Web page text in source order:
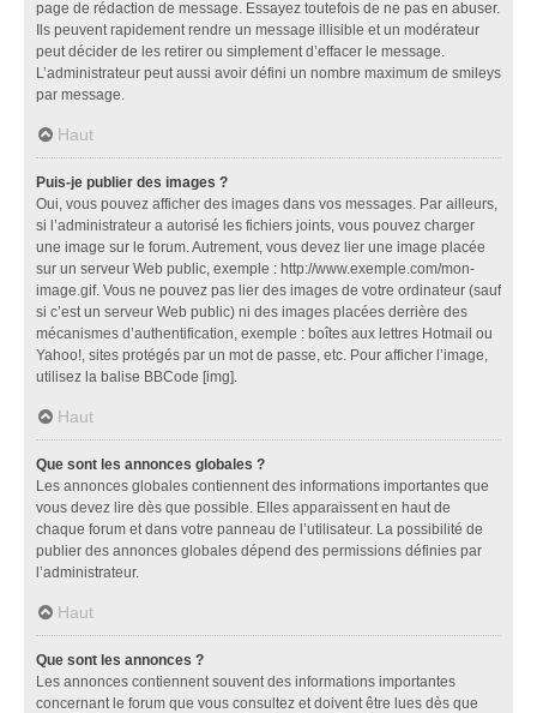
page de rédaction de message. Essayez toutefois de ne pas en abuser.
Ils peuvent rapidement rendre un message illisible et un modérateur
peut décider de les retirer ou simplement d’effacer le message.
L’administrateur peut aussi avoir défini un nombre maximum de smileys
par message.
Haut
Puis-je publier des images ?
Oui, vous pouvez afficher des images dans vos messages. Par ailleurs,
si l’administrateur a autorisé les fichiers joints, vous pouvez charger
une image sur le forum. Autrement, vous devez lier une image placée
sur un serveur Web public, exemple : http://www.exemple.com/mon-
image.gif. Vous ne pouvez pas lier des images de votre ordinateur (sauf
si c’est un serveur Web public) ni des images placées derrière des
mécanismes d’authentification, exemple : boîtes aux lettres Hotmail ou
Yahoo!, sites protégés par un mot de passe, etc. Pour afficher l’image,
utilisez la balise BBCode [img].
Haut
Que sont les annonces globales ?
Les annonces globales contiennent des informations importantes que
vous devez lire dès que possible. Elles apparaissent en haut de
chaque forum et dans votre panneau de l’utilisateur. La possibilité de
publier des annonces globales dépend des permissions définies par
l’administrateur.
Haut
Que sont les annonces ?
Les annonces contiennent souvent des informations importantes
concernant le forum que vous consultez et doivent être lues dès que